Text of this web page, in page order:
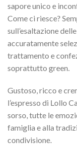
sapore unico e
Come ci riesce?
sull’esaltazione
accuratamente
trattamento e
soprattutto green.
Gustoso, ricco e
l’espresso di Lollo
sorso, tutte le
famiglia e alla
condivisione.